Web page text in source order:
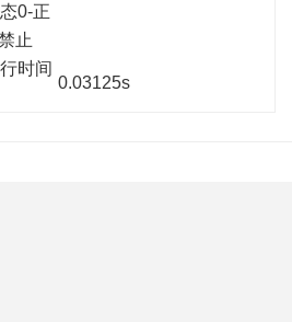
0-正
止
时间
0.03125s